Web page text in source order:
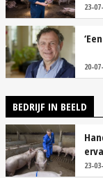
23-
20-
BEDRIJF IN BEELD
23-